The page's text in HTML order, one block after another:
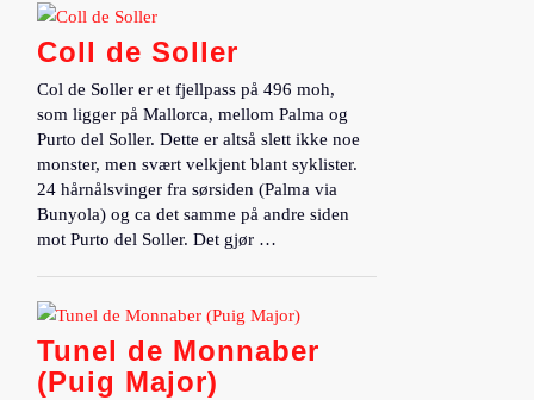
Coll de Soller
Col de Soller er et fjellpass på 496 moh,
som ligger på Mallorca, mellom Palma og
Purto del Soller. Dette er altså slett ikke noe
monster, men svært velkjent blant syklister.
24 hårnålsvinger fra sørsiden (Palma via
Bunyola) og ca det samme på andre siden
mot Purto del Soller. Det gjør …
Tunel de Monnaber
(Puig Major)